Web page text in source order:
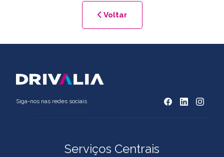
Voltar
Siga-nos nas redes sociais
Serviços Centrais